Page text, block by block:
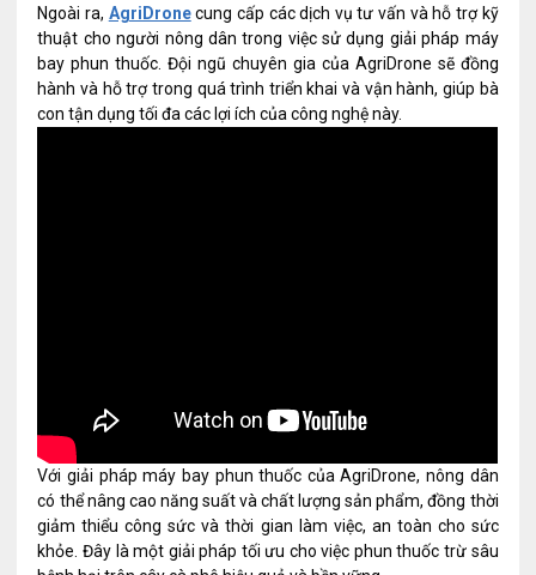
Ngoài ra, AgriDrone cung cấp các dịch vụ tư vấn và hỗ trợ kỹ
thuật cho người nông dân trong việc sử dụng giải pháp máy
bay phun thuốc. Đội ngũ chuyên gia của AgriDrone sẽ đồng
hành và hỗ trợ trong quá trình triển khai và vận hành, giúp bà
con tận dụng tối đa các lợi ích của công nghệ này.
Với giải pháp máy bay phun thuốc của AgriDrone, nông dân
có thể nâng cao năng suất và chất lượng sản phẩm, đồng thời
giảm thiểu công sức và thời gian làm việc, an toàn cho sức
khỏe. Đây là một giải pháp tối ưu cho việc phun thuốc trừ sâu